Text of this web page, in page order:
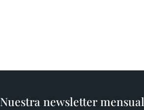
Nuestra newsletter mensual